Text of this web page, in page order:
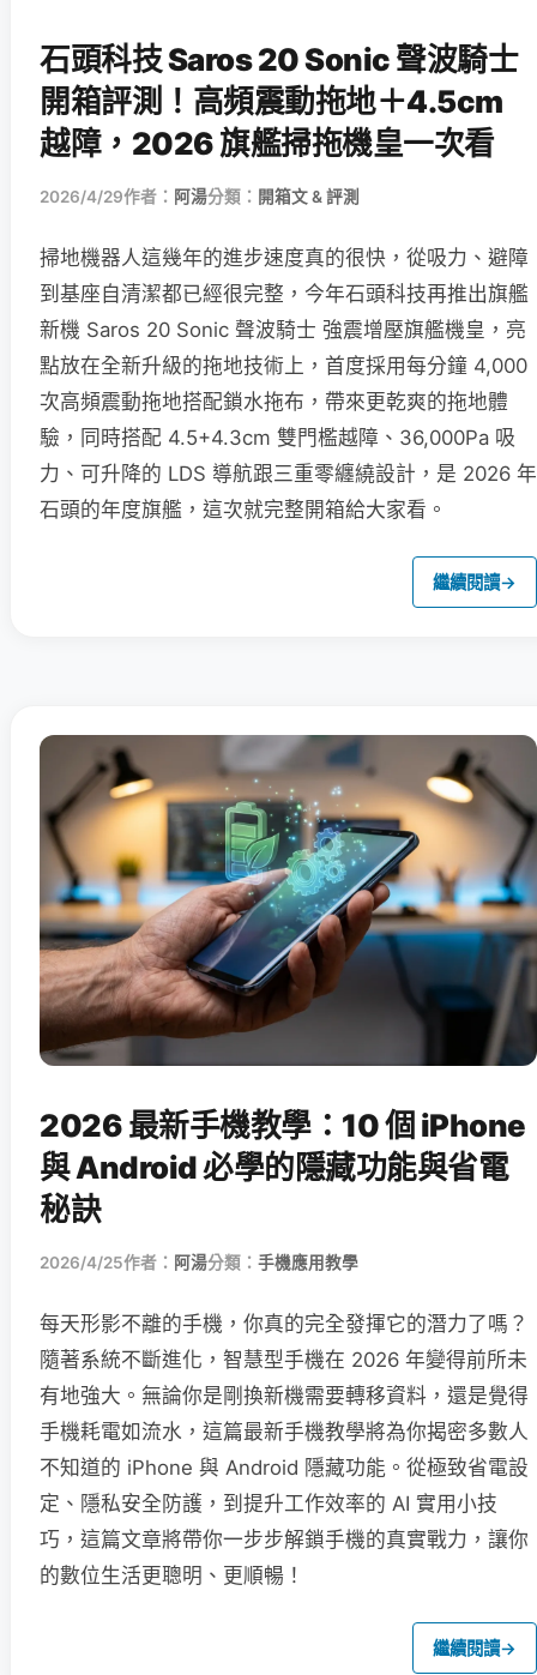
石頭科技 Saros 20 Sonic 聲波騎士
開箱評測！高頻震動拖地＋4.5cm
越障，2026 旗艦掃拖機皇一次看
2026/4/29作者： 阿湯分類： 開箱文 & 評測
掃地機器人這幾年的進步速度真的很快，從吸力、避障
到基座自清潔都已經很完整，今年石頭科技再推出旗艦
新機 Saros 20 Sonic 聲波騎士 強震增壓旗艦機皇，亮
點放在全新升級的拖地技術上，首度採用每分鐘 4,000
次高頻震動拖地搭配鎖水拖布，帶來更乾爽的拖地體
驗，同時搭配 4.5+4.3cm 雙門檻越障、36,000Pa 吸
力、可升降的 LDS 導航跟三重零纏繞設計，是 2026 年
石頭的年度旗艦，這次就完整開箱給大家看。
繼續閱讀→
2026 最新手機教學：10 個 iPhone
與 Android 必學的隱藏功能與省電
秘訣
2026/4/25作者： 阿湯分類： 手機應用教學
每天形影不離的手機，你真的完全發揮它的潛力了嗎？
隨著系統不斷進化，智慧型手機在 2026 年變得前所未
有地強大。無論你是剛換新機需要轉移資料，還是覺得
手機耗電如流水，這篇最新手機教學將為你揭密多數人
不知道的 iPhone 與 Android 隱藏功能。從極致省電設
定、隱私安全防護，到提升工作效率的 AI 實用小技
巧，這篇文章將帶你一步步解鎖手機的真實戰力，讓你
的數位生活更聰明、更順暢！
繼續閱讀→